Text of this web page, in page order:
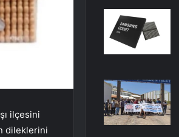
ilçesini
dileklerini